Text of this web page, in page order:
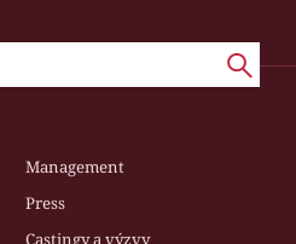
Management
Press
Castingy a výzvy